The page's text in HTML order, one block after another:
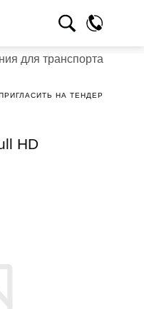
для транспорта
НА ТЕНДЕР
HD